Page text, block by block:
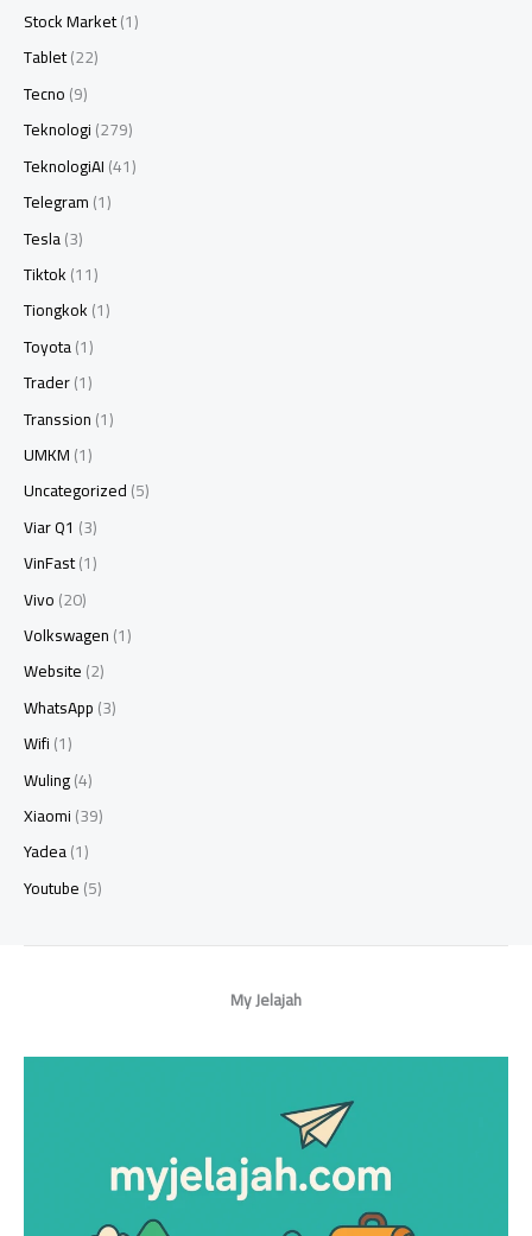
Stock Market(1)
Tablet(22)
Tecno(9)
Teknologi(279)
TeknologiAI(41)
Telegram(1)
Tesla(3)
Tiktok(11)
Tiongkok(1)
Toyota(1)
Trader(1)
Transsion(1)
UMKM(1)
Uncategorized(5)
Viar Q1 (3)
VinFast(1)
Vivo(20)
Volkswagen(1)
Website(2)
WhatsApp(3)
Wifi(1)
Wuling(4)
Xiaomi(39)
Yadea(1)
Youtube(5)
My Jelajah